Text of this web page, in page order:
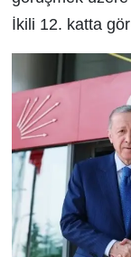
İkili 12. katta